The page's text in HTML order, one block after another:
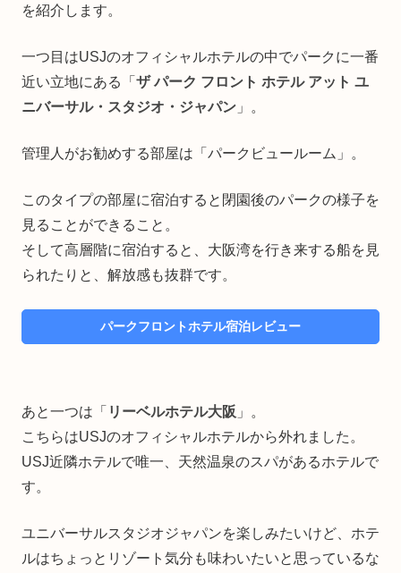
を紹介します。
一つ目はUSJのオフィシャルホテルの中でパークに一番
近い立地にある「 ザ パーク フロント ホテル アット ユ
ニバーサル・スタジオ・ジャパン 」。
管理人がお勧めする部屋は「パークビュールーム」。
このタイプの部屋に宿泊すると閉園後のパークの様子を
見ることができること。
そして高層階に宿泊すると、大阪湾を行き来する船を見
られたりと、解放感も抜群です。
パークフロントホテル宿泊レビュー
あと一つは「 リーベルホテル大阪 」。
こちらはUSJのオフィシャルホテルから外れました。
USJ近隣ホテルで唯一、天然温泉のスパがあるホテルで
す。
ユニバーサルスタジオジャパンを楽しみたいけど、ホテ
ルはちょっとリゾート気分も味わいたいと思っているな